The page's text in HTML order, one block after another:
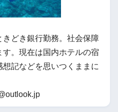
どき銀行勤務。社会保障
。現在は国内ホテルの宿
記などを思いつくままに